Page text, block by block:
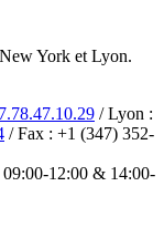
York et Lyon.
/ Lyon :
/ Fax : +1 (347) 352-
12:00 & 14:00-